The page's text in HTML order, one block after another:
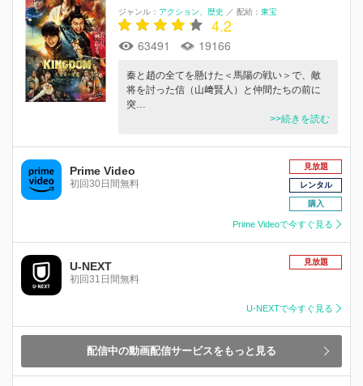
ジャンル： アクション 歴史 ／ 配給： 東宝
4.2
63491 19166
秦と趙の全てを懸けた＜馬陽の戦い＞で、敵
将を討った信（山﨑賢人）と仲間たちの前に
突…
>>続きを読む
Prime Video
初回30日間無料
見放題
レンタル
購入
Prime Videoで今すぐ見る
U-NEXT
初回31日間無料
見放題
U-NEXTで今すぐ見る
配信中の動画配信サービスをもっと見る